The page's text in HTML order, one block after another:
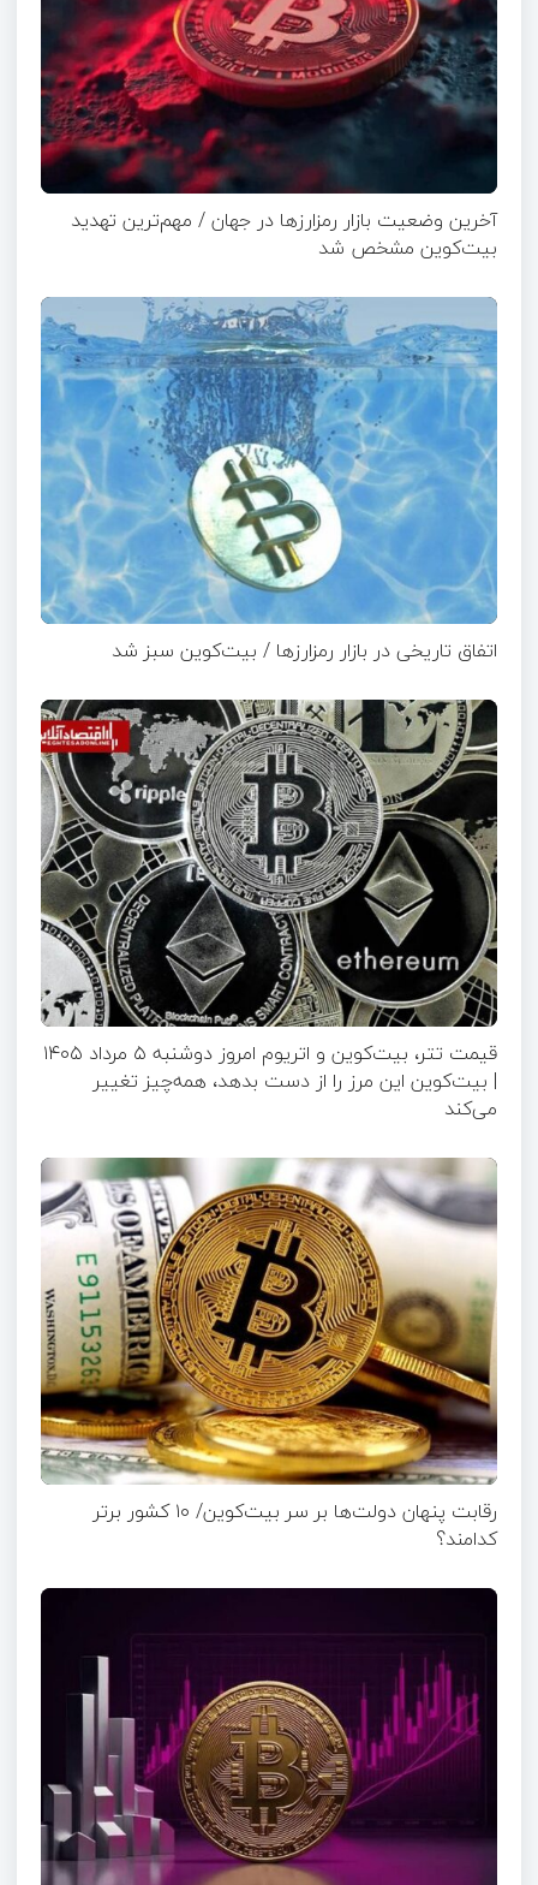
آخرین وضعیت بازار رمزارزها در جهان / مهم‌ترین تهدید
بیت‌کوین مشخص شد
اتفاق تاریخی در بازار رمزارزها / بیت‌کوین سبز شد
قیمت تتر، بیت‌کوین و اتریوم امروز دوشنبه ۵ مرداد ۱۴۰۵
| بیت‌کوین این مرز را از دست بدهد، همه‌چیز تغییر
می‌کند
رقابت پنهان دولت‌ها بر سر بیت‌کوین/ ۱۰ کشور برتر
کدامند؟